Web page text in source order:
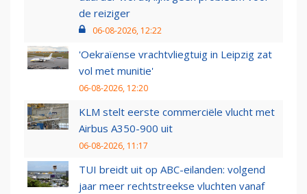
de reiziger
06-08-2026, 12:22
'Oekraïense vrachtvliegtuig in Leipzig zat
vol met munitie'
06-08-2026, 12:20
KLM stelt eerste commerciële vlucht met
Airbus A350-900 uit
06-08-2026, 11:17
TUI breidt uit op ABC-eilanden: volgend
jaar meer rechtstreekse vluchten vanaf